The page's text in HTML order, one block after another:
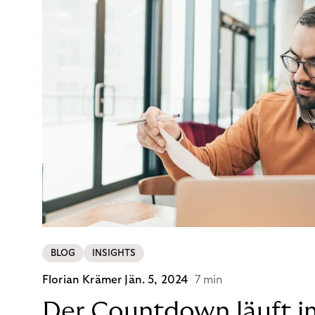
BLOG INSIGHTS
Florian Krämer Jän. 5, 2024 7 min